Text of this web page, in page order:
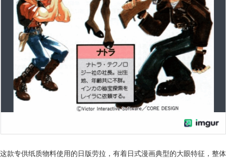
这款专供纸质物料使用的日版劳拉，有着日式漫画典型的大眼特征，整体